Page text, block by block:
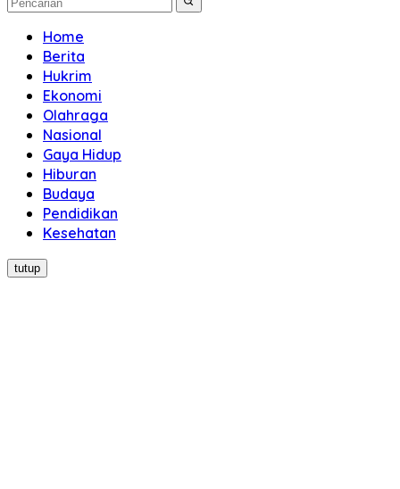
Home
Berita
Hukrim
Ekonomi
Olahraga
Nasional
Gaya Hidup
Hiburan
Budaya
Pendidikan
Kesehatan
tutup